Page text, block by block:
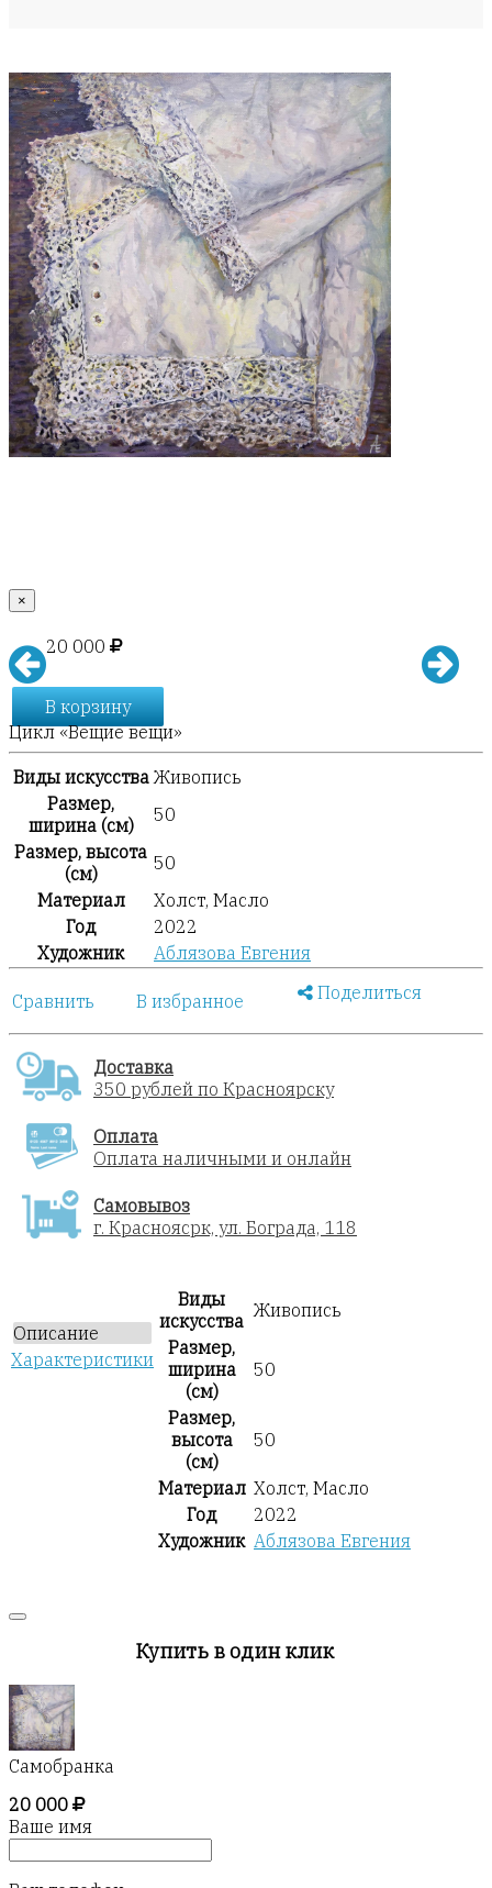
×
20 000
В корзину
Цикл «Вещие вещи»
Виды искусства Живопись
Размер,
ширина (см)
50
Размер, высота
(см)
50
Материал
Холст, Масло
Год
2022
Художник
Аблязова Евгения
Сравнить В избранное Поделиться
Доставка
350 рублей по Красноярску
Оплата
Оплата наличными и онлайн
Самовывоз
г. Красноясрк, ул. Бограда, 118
Описание
Характеристики
Виды
искусства Живопись
Размер,
ширина
(см)
50
Размер,
высота
(см)
50
Материал Холст, Масло
Год
2022
Художник Аблязова Евгения
Купить в один клик
Самобранка
20 000
Ваше имя